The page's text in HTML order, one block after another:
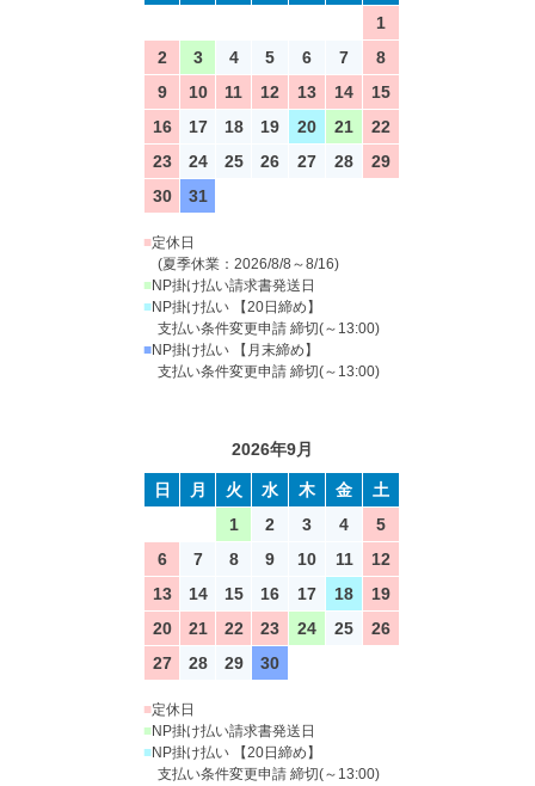
1
2
3 4 5 6 7
8
9
10 11 12 13 14
15
16
17 18 19 20 21
22
23
24 25 26 27 28
29
30
31
■定休日
(夏季休業：2026/8/8～8/16)
■NP掛け払い請求書発送日
■NP掛け払い 【20日締め】
支払い条件変更申請 締切(～13:00)
■NP掛け払い 【月末締め】
支払い条件変更申請 締切(～13:00)
2026年9月
日 月 火 水 木 金
土
1
2 3 4
5
6
7 8 9 10 11
12
13
14 15 16 17 18
19
20
21 22 23 24 25
26
27
28 29 30
■定休日
■NP掛け払い請求書発送日
■NP掛け払い 【20日締め】
支払い条件変更申請 締切(～13:00)